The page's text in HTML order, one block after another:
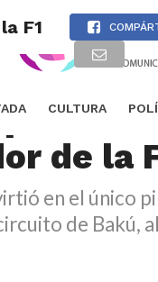
CULTURA
F1
piloto
de la
en el único
de Bakú,